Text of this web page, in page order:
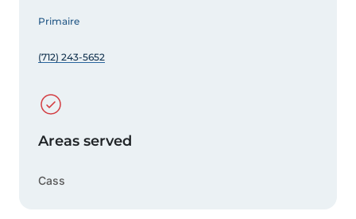
Primaire
(712) 243-5652
Areas served
Cass